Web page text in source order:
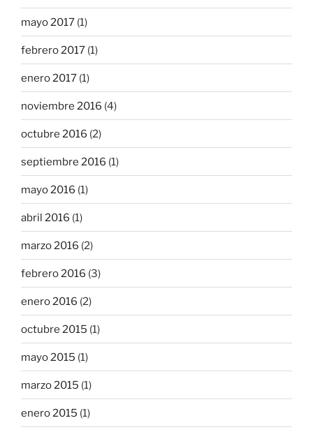
mayo 2017 (1)
febrero 2017 (1)
enero 2017 (1)
noviembre 2016 (4)
octubre 2016 (2)
septiembre 2016 (1)
mayo 2016 (1)
abril 2016 (1)
marzo 2016 (2)
febrero 2016 (3)
enero 2016 (2)
octubre 2015 (1)
mayo 2015 (1)
marzo 2015 (1)
enero 2015 (1)